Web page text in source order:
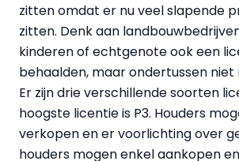
zitten omdat er nu veel slapende
zitten. Denk aan
kinderen of echtgenote ook een
behaalden, maar ondertussen niet
Er zijn drie verschillende soorten
hoogste licentie is P3. Houders
verkopen en er voorlichting over
houders mogen enkel aankopen